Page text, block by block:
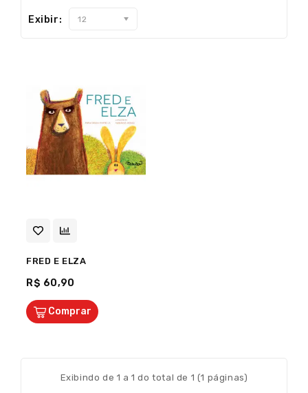
Exibir: 12
FRED E ELZA
R$ 60,90
Comprar
Exibindo de 1 a 1 do total de 1 (1 páginas)